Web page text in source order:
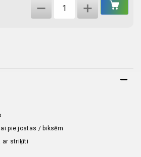
ml
pie jostas / biksēm
ar striķīti